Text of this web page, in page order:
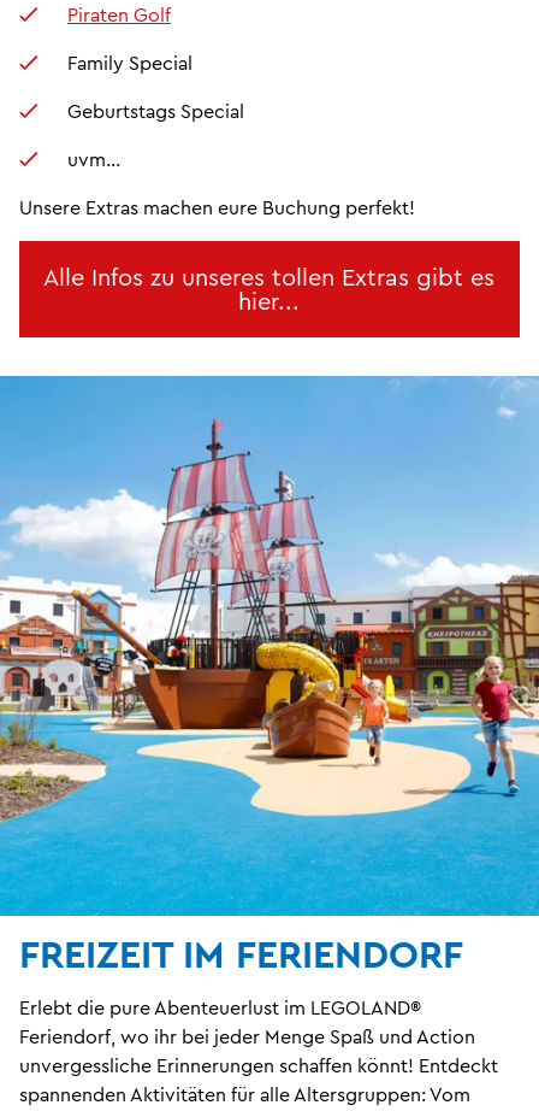
Piraten Golf
Family Special
Geburtstags Special
uvm...
Unsere Extras machen eure Buchung perfekt!
Alle Infos zu unseres tollen Extras gibt es
hier...
FREIZEIT IM FERIENDORF
Erlebt die pure Abenteuerlust im LEGOLAND®
Feriendorf, wo ihr bei jeder Menge Spaß und Action
unvergessliche Erinnerungen schaffen könnt! Entdeckt
spannenden Aktivitäten für alle Altersgruppen: Vom